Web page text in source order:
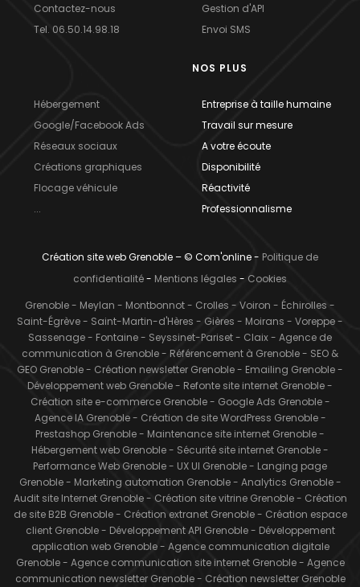
Contactez-nous
Tel. 06.50.14.98.18
Gestion d'API
Envoi SMS
Hébergement
Google/Facebook Ads
Réseaux sociaux
Créations graphiques
Flocage véhicule
...
NOS PLUS
Entreprise à taille humaine
Travail sur mesure
A votre écoute
Disponibilité
Réactivité
Professionnalisme
Création site web Grenoble – © Com'online - Politique de
confidentialité- Mentions légales - Cookies
Grenoble- Meylan - Montbonnot- Crolles - Voiron - Échirolles -
Saint-Égrève- Saint-Martin-d'Hères - Gières - Moirans - Voreppe-
Sassenage- Fontaine- Seyssinet-Pariset- Claix- Agence de
communication à Grenoble- Référencement à Grenoble- SEO &
GEO Grenoble- Création newsletter Grenoble- Emailing Grenoble-
Développement web Grenoble- Refonte site internet Grenoble-
Création site e-commerce Grenoble- Google Ads Grenoble-
Agence IA Grenoble- Création de site WordPress Grenoble-
Prestashop Grenoble- Maintenance site internet Grenoble-
Hébergement web Grenoble- Sécurité site internet Grenoble-
Performance Web Grenoble- UX UI Grenoble- Langing page
Grenoble- Marketing automation Grenoble- Analytics Grenoble-
Audit site Internet Grenoble- Création site vitrine Grenoble- Création
de site B2B Grenoble- Création extranet Grenoble- Création espace
client Grenoble- Développement API Grenoble- Développement
application web Grenoble- Agence communication digitale
Grenoble- Agence communication site internet Grenoble- Agence
communication newsletter Grenoble- Création newsletter Grenoble